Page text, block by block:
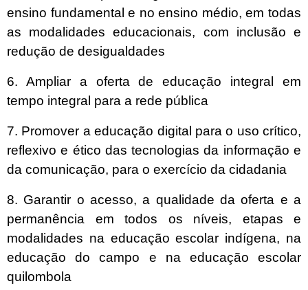
ensino fundamental e no ensino médio, em todas
as modalidades educacionais, com inclusão e
redução de desigualdades
6. Ampliar a oferta de educação integral em
tempo integral para a rede pública
7. Promover a educação digital para o uso crítico,
reflexivo e ético das tecnologias da informação e
da comunicação, para o exercício da cidadania
8. Garantir o acesso, a qualidade da oferta e a
permanência em todos os níveis, etapas e
modalidades na educação escolar indígena, na
educação do campo e na educação escolar
quilombola